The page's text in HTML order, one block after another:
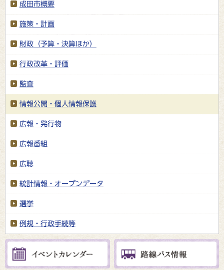
成田市概要
施策・計画
財政（予算・決算ほか）
行政改革・評価
監査
情報公開・個人情報保護
広報・発行物
広報番組
広聴
統計情報・オープンデータ
選挙
例規・行政手続等